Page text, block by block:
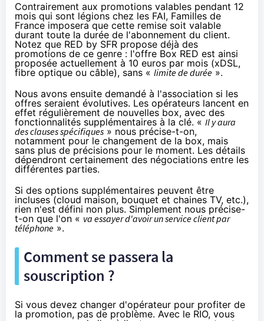
Contrairement aux promotions valables pendant 12
mois qui sont légions chez les FAI, Familles de
France imposera que cette remise soit valable
durant toute la durée de l'abonnement du client.
Notez que RED by SFR propose déjà des
promotions de ce genre : l'offre Box RED est ainsi
proposée actuellement à 10 euros par mois (xDSL,
fibre optique ou câble), sans « limite dedurée ».
Nous avons ensuite demandé à l'association si les
offres seraient évolutives. Les opérateurs lancent en
effet régulièrement de nouvelles box, avec des
fonctionnalités supplémentaires à la clé. « Il y aura
des clauses spécifiques » nous précise-t-on,
notamment pour le changement de la box, mais
sans plus de précisions pour le moment. Les détails
dépendront certainement des négociations entre les
différentes parties.
Si des options supplémentaires peuvent être
incluses (cloud maison, bouquet et chaines TV, etc.),
rien n'est défini non plus. Simplement nous précise-
t-on que l'on « va essayer d'avoir un service client par
téléphone ».
Comment se passera la
souscription ?
Si vous devez changer d'opérateur pour profiter de
la promotion, pas de problème. Avec le RIO, vous